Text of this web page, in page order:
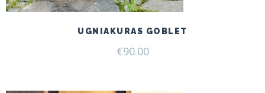
UGNIAKURAS GOBLET
€90.00